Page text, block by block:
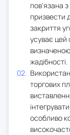
пов'язана
призвести
закриття
усуває цей
жадібності.
торгових
особливо